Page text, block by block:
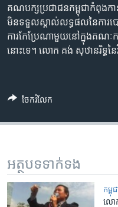
សម្ព័ន្ធ​
រំលង​
និង​
ចូល​
ទំព័រ​
រក
Khmer English
បណ្តាញ​សង្គម
ភាសា
គណបក្ស​ប្រជាជន​កម្ពុជា​កំពុង​កា
មិន​ទទួលស្គាល់​លទ្ធផល​នៃ​ការ​ប
ការកែប្រែ​ណាមួយ​នៅក្នុង​គណៈ​ក
នោះ​ទេ។ ​លោក ​គង់ សុឋានរិទ្ធ​ន
ចែករំលែក
អត្ថបទ​ទាក់ទង
កម្ពុជ
លោ